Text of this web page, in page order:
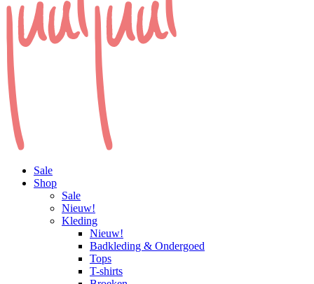
Sale
Shop
Sale
Nieuw!
Kleding
Nieuw!
Badkleding & Ondergoed
Tops
T-shirts